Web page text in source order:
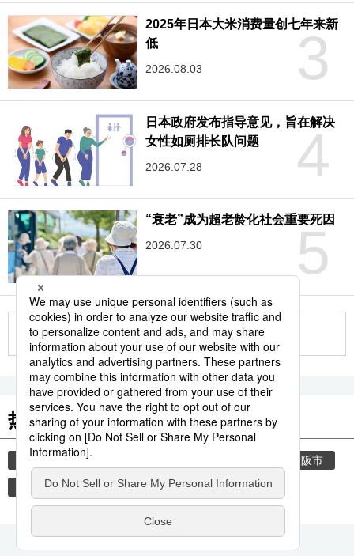
3
2025年日本大米消费量创七年来新
低
2026.08.03
4
日本政府发布指导意见，旨在解决
女性如厕排长队问题
2026.07.28
5
“衰老”成为超老龄化社会重要死因
2026.07.30
更多
热门关键词
旅游 日本进阶 大阪市
饮食文化 和食 大米 生子